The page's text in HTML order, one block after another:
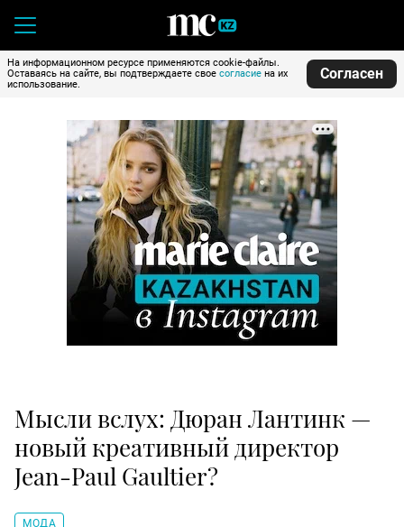
На информационном ресурсе применяются cookie-файлы.
Оставаясь на сайте, вы подтверждаете свое согласие на их
использование.
Согласен
Мысли вслух: Дюран Лантинк —
новый креативный директор
Jean-Paul Gaultier?
МОДА